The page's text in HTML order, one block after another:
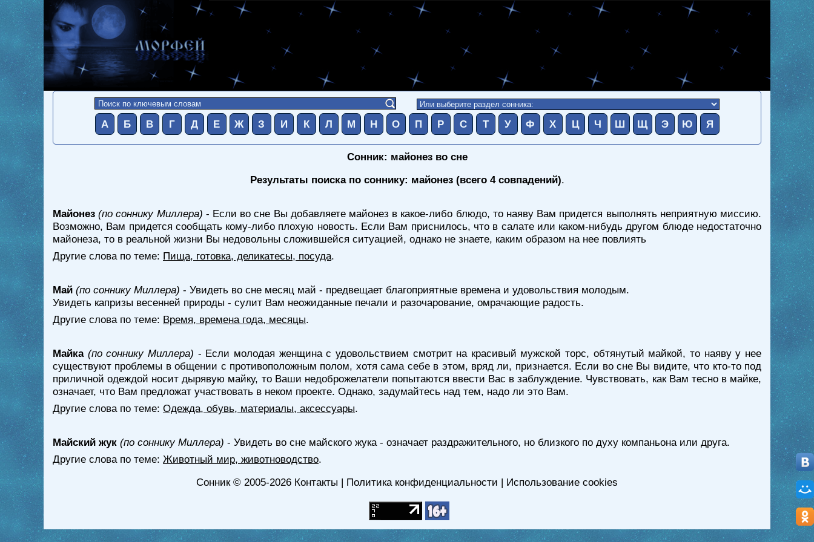
А Б В Г Д Е Ж З И К Л М Н О П Р С Т У Ф Х Ц Ч Ш Щ Э Ю Я
Сонник: майонез во сне
Результаты поиска по соннику: майонез (всего 4 совпадений).
Майонез (по соннику Миллера) - Если во сне Вы добавляете майонез в какое-либо блюдо, то наяву Вам придется выполнять неприятную миссию.
Возможно, Вам придется сообщать кому-либо плохую новость. Если Вам приснилось, что в салате или каком-нибудь другом блюде недостаточно
майонеза, то в реальной жизни Вы недовольны сложившейся ситуацией, однако не знаете, каким образом на нее повлиять
Другие слова по теме: Пища, готовка, деликатесы, посуда.
Май (по соннику Миллера) - Увидеть во сне месяц май - предвещает благоприятные времена и удовольствия молодым.
Увидеть капризы весенней природы - сулит Вам неожиданные печали и разочарование, омрачающие радость.
Другие слова по теме: Время, времена года, месяцы.
Майка (по соннику Миллера) - Если молодая женщина с удовольствием смотрит на красивый мужской торс, обтянутый майкой, то наяву у нее
существуют проблемы в общении с противоположным полом, хотя сама себе в этом, вряд ли, признается. Если во сне Вы видите, что кто-то под
приличной одеждой носит дырявую майку, то Ваши недоброжелатели попытаются ввести Вас в заблуждение. Чувствовать, как Вам тесно в майке,
означает, что Вам предложат участвовать в неком проекте. Однако, задумайтесь над тем, надо ли это Вам.
Другие слова по теме: Одежда, обувь, материалы, аксессуары.
Майский жук (по соннику Миллера) - Увидеть во сне майского жука - означает раздражительного, но близкого по духу компаньона или друга.
Другие слова по теме: Животный мир, животноводство.
Сонник© 2005-2026 Контакты | Политика конфиденциальности | Использование cookies